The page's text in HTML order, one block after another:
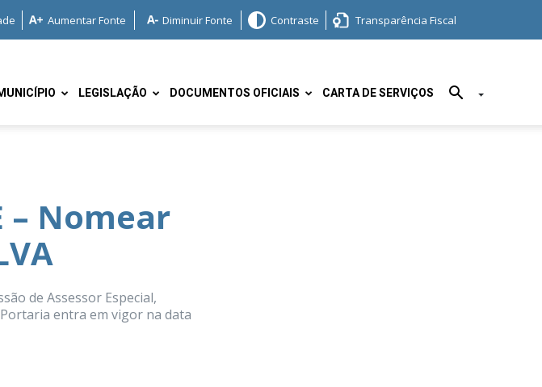
Aumentar Fonte Diminuir Fonte Contraste Transparência Fiscal
LEGISLAÇÃO DOCUMENTOS OFICIAIS CARTA DE SERVIÇOS
– Nomear
de Assessor Especial,
entra em vigor na data